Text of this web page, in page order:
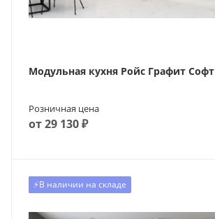
Модульная кухня Ройс Графит Софт
Розничная цена
от 29 130 ₽
Хит
⚡️В наличии на складе